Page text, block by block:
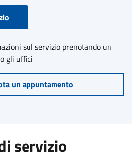
sul servizio prenotando un
gli uffici
un appuntamento
servizio